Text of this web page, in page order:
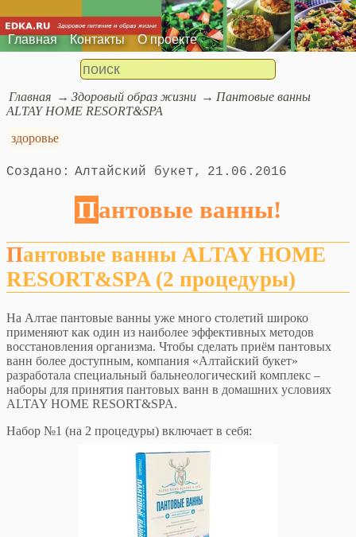
Главная Контакты О проекте
Главная Здоровый образ жизни
Пантовые ванны
ALTAY HOME RESORT&SPA
здоровье
Алтайский букет 21.06.2016
Пантовые ванны!
Пантовые ванны ALTAY HOME
RESORT&SPA(2 процедуры)
На Алтае пантовые ванны уже много столетий широко
применяют как один из наиболее эффективных методов
восстановления организма. Чтобы сделать приём пантовых
ванн более доступным, компания «Алтайский букет»
разработала специальный бальнеологический комплекс –
наборы для принятия пантовых ванн в домашних условиях
ALTAY HOME RESORT&SPA.
Набор №1 (на 2 процедуры) включает в себя: